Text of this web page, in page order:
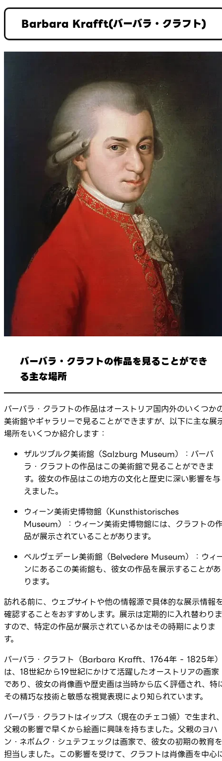
Barbara Krafft(バーバラ・クラフト)
バーバラ・クラフトの作品を見ることができ
る主な場所
バーバラ・クラフトの作品はオーストリア国内外のいくつか
美術館やギャラリーで見ることができますが、以下に主な展
場所をいくつか紹介します：
ザルツブルク美術館（Salzburg Museum）：バーバ
ラ・クラフトの作品はこの美術館で見ることができま
す。彼女の作品はこの地方の文化と歴史に深い影響を与
えました。
ウィーン美術史博物館（Kunsthistorisches
Museum）：ウィーン美術史博物館には、クラフトの
品が展示されていることがあります。
ベルヴェデーレ美術館（Belvedere Museum）：ウィ
ンにあるこの美術館も、彼女の作品を展示することがあ
ります。
訪れる前に、ウェブサイトや他の情報源で具体的な展示情報
確認することをおすすめします。展示は定期的に入れ替わりま
すので、特定の作品が展示されているかはその時期によりま
す。
バーバラ・クラフト（Barbara Krafft、1764年 - 1825年）
は、18世紀から19世紀にかけて活躍したオーストリアの画家
であり、彼女の肖像画や歴史画は当時から広く評価され、特
その精巧な技術と敏感な視覚表現により知られています。
バーバラ・クラフトはイップス（現在のチェコ領）で生まれ
父親の影響で早くから絵画に興味を持ちました。父親のヨハ
ン・ネポムク・シュテフェックは画家で、彼女の初期の教育を
担当しました。この影響を受けて、クラフトは肖像画を中心